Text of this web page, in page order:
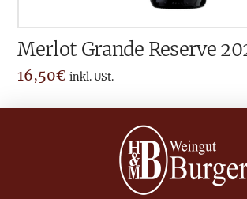
Merlot Grande Reserve
16,50€ inkl. USt.